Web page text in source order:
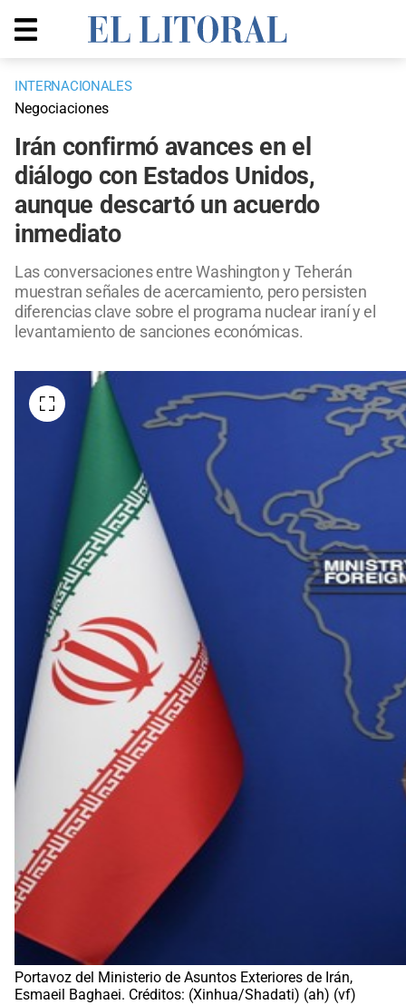
INTERNACIONALES
Negociaciones
Irán confirmó avances en el
diálogo con Estados Unidos,
aunque descartó un acuerdo
inmediato
Las conversaciones entre Washington y Teherán
muestran señales de acercamiento, pero persisten
diferencias clave sobre el programa nuclear iraní y el
levantamiento de sanciones económicas.
Portavoz del Ministerio de Asuntos Exteriores de Irán,
Esmaeil Baghaei. Créditos: (Xinhua/Shadati) (ah) (vf)